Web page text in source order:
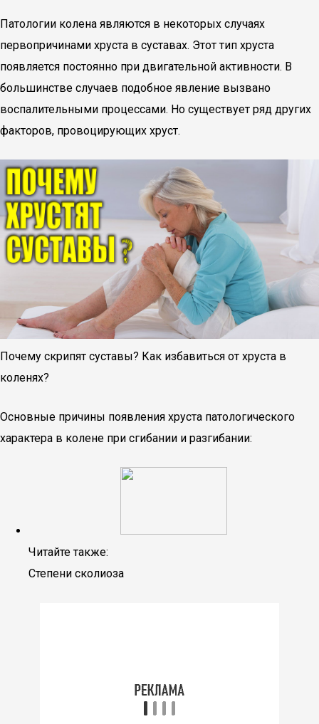
Патологии колена являются в некоторых случаях
первопричинами хруста в суставах. Этот тип хруста
появляется постоянно при двигательной активности. В
большинстве случаев подобное явление вызвано
воспалительными процессами. Но существует ряд других
факторов, провоцирующих хруст.
Почему скрипят суставы? Как избавиться от хруста в
коленях?
Основные причины появления хруста патологического
характера в колене при сгибании и разгибании:
Читайте также:
Степени сколиоза